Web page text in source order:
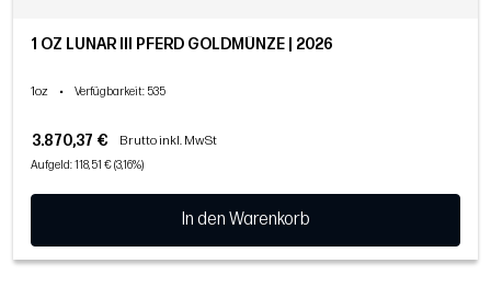
1 OZ LUNAR III PFERD GOLDMÜNZE | 2026
1oz • Verfügbarkeit: 535
3.870,37 € Brutto inkl. MwSt
Aufgeld: 118,51 € (3,16%)
In den Warenkorb